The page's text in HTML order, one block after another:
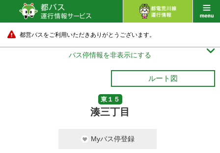
都営バスをご利用いただきありがとうございます。
バス停情報を非表示にする 
ルート図
東１５
湊三丁目
Myバス停登録